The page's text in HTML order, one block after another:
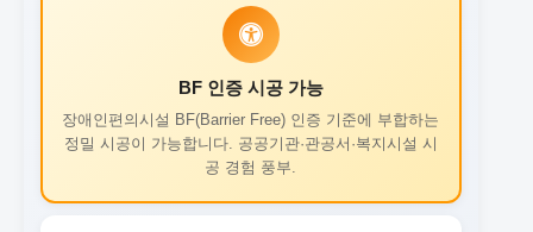
BF 인증 시공 가능
장애인편의시설 BF(Barrier Free) 인증 기준에 부합하는
정밀 시공이 가능합니다. 공공기관·관공서·복지시설 시
공 경험 풍부.